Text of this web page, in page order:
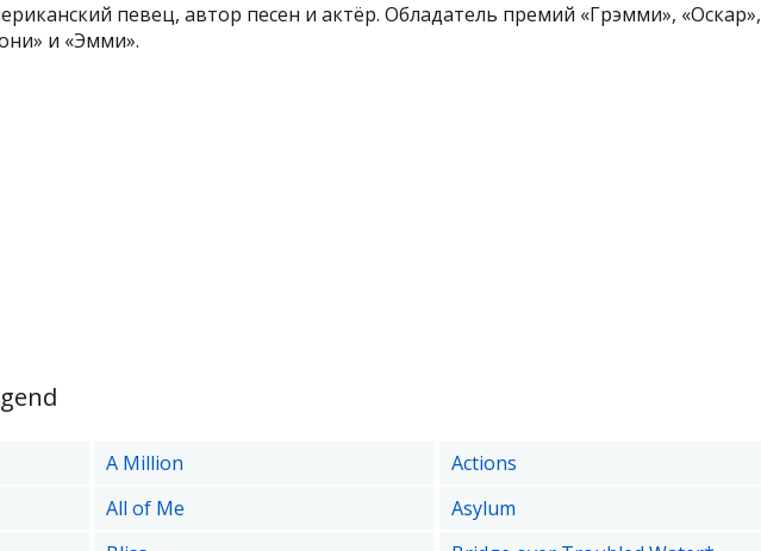
певец, автор песен и актёр. Обладатель премий «Грэмми», «Оскар»,
и «Эмми».
A Million
Actions
All of Me
Asylum